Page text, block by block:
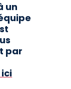
un
par